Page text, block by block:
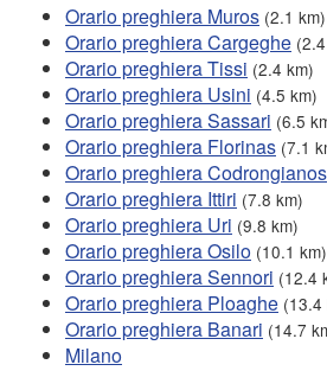
Orario preghiera Muros (2.1 km)
Orario preghiera Cargeghe
Orario preghiera Tissi (2.4 km)
Orario preghiera Usini (4.5 km)
Orario preghiera Sassari (6.5
Orario preghiera Florinas (7.1
Orario preghiera Codrongianos
Orario preghiera Ittiri (7.8 km)
Orario preghiera Uri (9.8 km)
Orario preghiera Osilo (10.1 km)
Orario preghiera Sennori (12.4
Orario preghiera Ploaghe (13.4
Orario preghiera Banari (14.7
Milano